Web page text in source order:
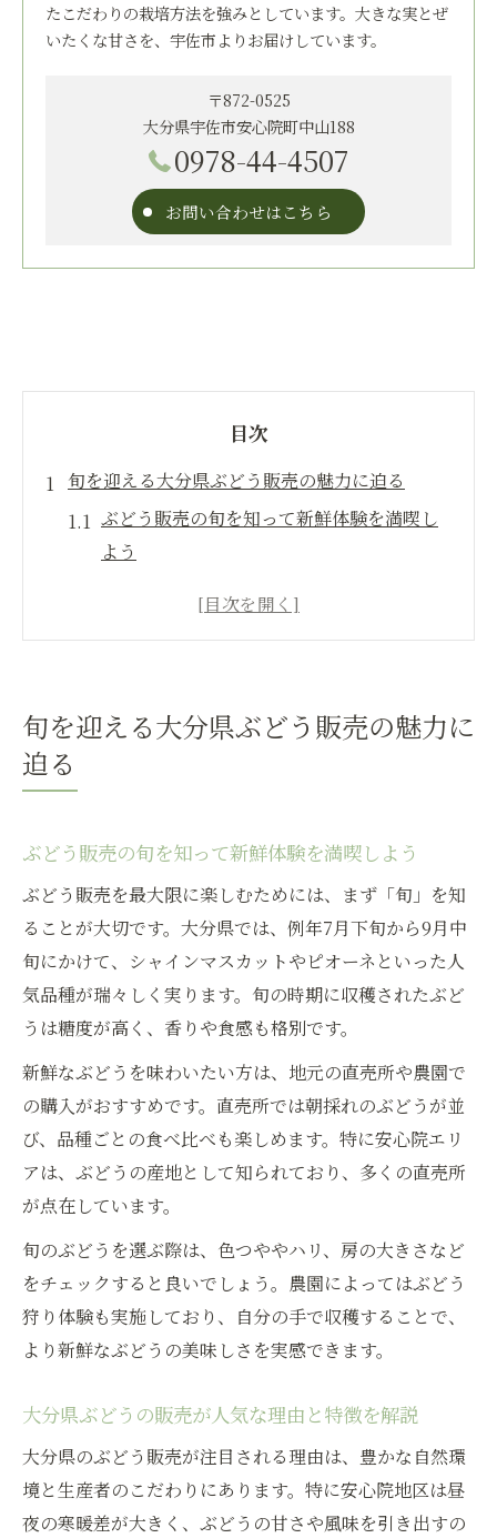
たこだわりの栽培方法を強みとしています。大きな実とぜ
いたくな甘さを、宇佐市よりお届けしています。
〒872-0525
大分県宇佐市安心院町中山188
0978-44-4507
お問い合わせはこちら
目次
旬を迎える大分県ぶどう販売の魅力に迫る
ぶどう販売の旬を知って新鮮体験を満喫し
よう
ぶどう販売の最新トレンドと大分県の特色
新鮮なぶどうを味わうなら販売時期をチェック
いコツ
大分県ぶどう販売のベストシーズンの選び
方
新鮮ぶどう販売の時期を調べて賢く購入す
ぶどう販売ライフで大切な販売時期の見分
家族で楽しむぶどう販売と旬の時期チェッ
ク術
ぶどう販売ライフで出会う大分県ならでは
の魅力
新しいぶどう販売体験が日常を豊かに変え
ぶどう販売を通じた地元ライフの楽しみ方
を紹介
大分県で味わうぶどう販売の魅力的な出会
い方
旬を迎える大分県ぶどう販売の魅力に
迫る
ぶどう販売の旬を知って新鮮体験を満喫しよう
ぶどう販売を最大限に楽しむためには、まず「旬」を知
ることが大切です。大分県では、例年7月下旬から9月中
旬にかけて、シャインマスカットやピオーネといった人
気品種が瑞々しく実ります。旬の時期に収穫されたぶど
うは糖度が高く、香りや食感も格別です。
新鮮なぶどうを味わいたい方は、地元の直売所や農園で
の購入がおすすめです。直売所では朝採れのぶどうが並
び、品種ごとの食べ比べも楽しめます。特に安心院エリ
アは、ぶどうの産地として知られており、多くの直売所
が点在しています。
旬のぶどうを選ぶ際は、色つややハリ、房の大きさなど
をチェックすると良いでしょう。農園によってはぶどう
狩り体験も実施しており、自分の手で収穫することで、
より新鮮なぶどうの美味しさを実感できます。
大分県ぶどうの販売が人気な理由と特徴を解説
大分県のぶどう販売が注目される理由は、豊かな自然環
境と生産者のこだわりにあります。特に安心院地区は昼
夜の寒暖差が大きく、ぶどうの甘さや風味を引き出すの